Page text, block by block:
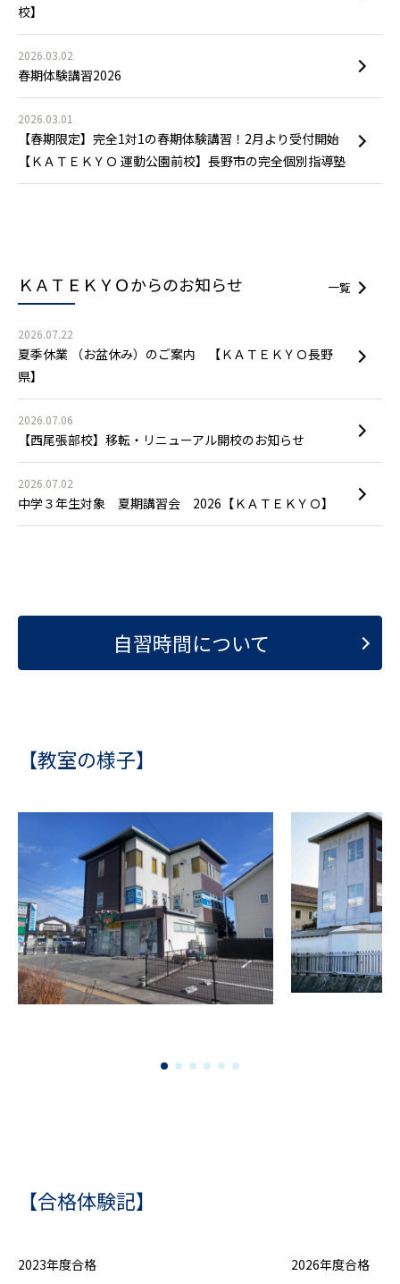
校】
2026.03.02
春期体験講習2026
2026.03.01
【春期限定】完全1対1の春期体験講習！2月より受付開始
【ＫＡＴＥＫＹＯ 運動公園前校】長野市の完全個別指導塾
ＫＡＴＥＫＹＯからのお知らせ
2026.07.22
夏季休業 （お盆休み）のご案内 【ＫＡＴＥＫＹＯ長野
県】
2026.07.06
【西尾張部校】移転・リニューアル開校のお知らせ
2026.07.02
中学３年生対象 夏期講習会 2026【ＫＡＴＥＫＹＯ】
一覧
自習時間について
【教室の様子】
【合格体験記】
2023年度合格 2026年度合格